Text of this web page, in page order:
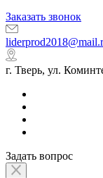
Заказать звонок
г. Тверь, ул.
Задать вопрос